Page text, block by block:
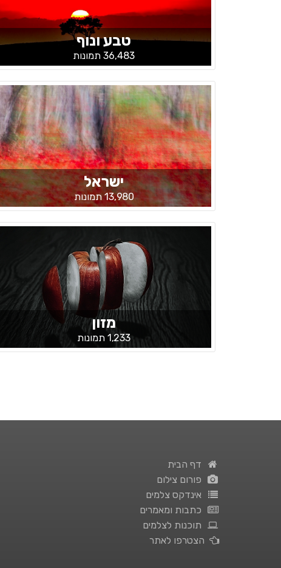
טבע ונוף
36,483 תמונות
ישראל
13,980 תמונות
מזון
1,233 תמונות
דף הבית
פורום צילום
אינדקס צלמים
כתבות ומאמרים
תוכנות לצלמים
הצטרפו לאתר